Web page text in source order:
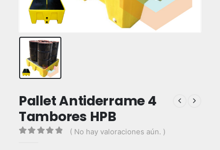
Pallet Antiderrame 4
Tambores HPB
( No hay valoraciones aún. )